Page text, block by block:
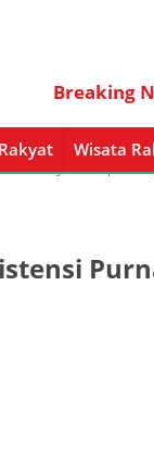
Breaking
Wisata
Rakyat Opini